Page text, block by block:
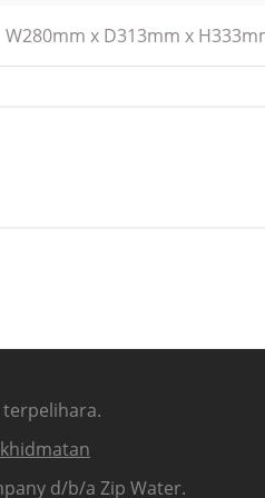
W280mm x D313mm x
terpelihara.
d/b/a Zip Water.